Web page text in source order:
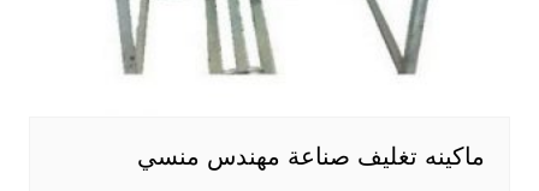
ماكينه تغليف صناعة مهندس منسي